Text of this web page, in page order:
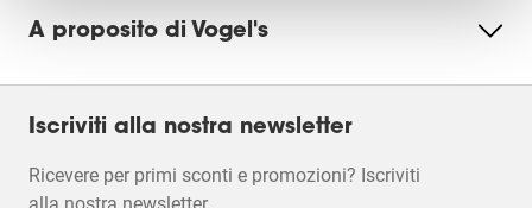
A proposito di Vogel's
Iscriviti alla nostra newsletter
Ricevere per primi sconti e promozioni? Iscriviti